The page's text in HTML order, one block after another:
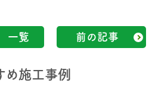
一覧 前の記事
め施工事例